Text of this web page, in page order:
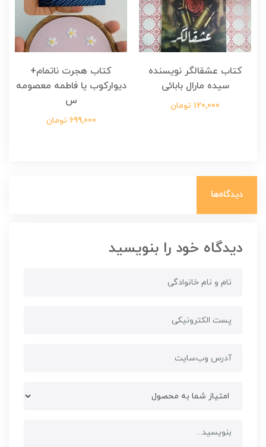
کتاب عشقالگر نویسنده
سیده مارال بابائی
120,000 تومان
کتاب هجرت ناتمام+
دیوارکوب یا فاطمه معصومه
س
699,000 تومان
دیدگاه‌ها
دیدگاه خود را بنویسید